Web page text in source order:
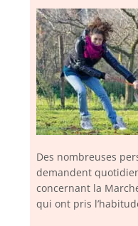
Des nombreuses
demandent
concernant la
qui ont pris